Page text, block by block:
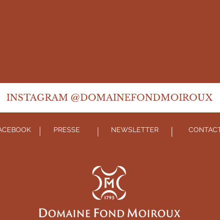
INSTAGRAM @DOMAINEFONDMOIROUX
PRESSE NEWSLETTER